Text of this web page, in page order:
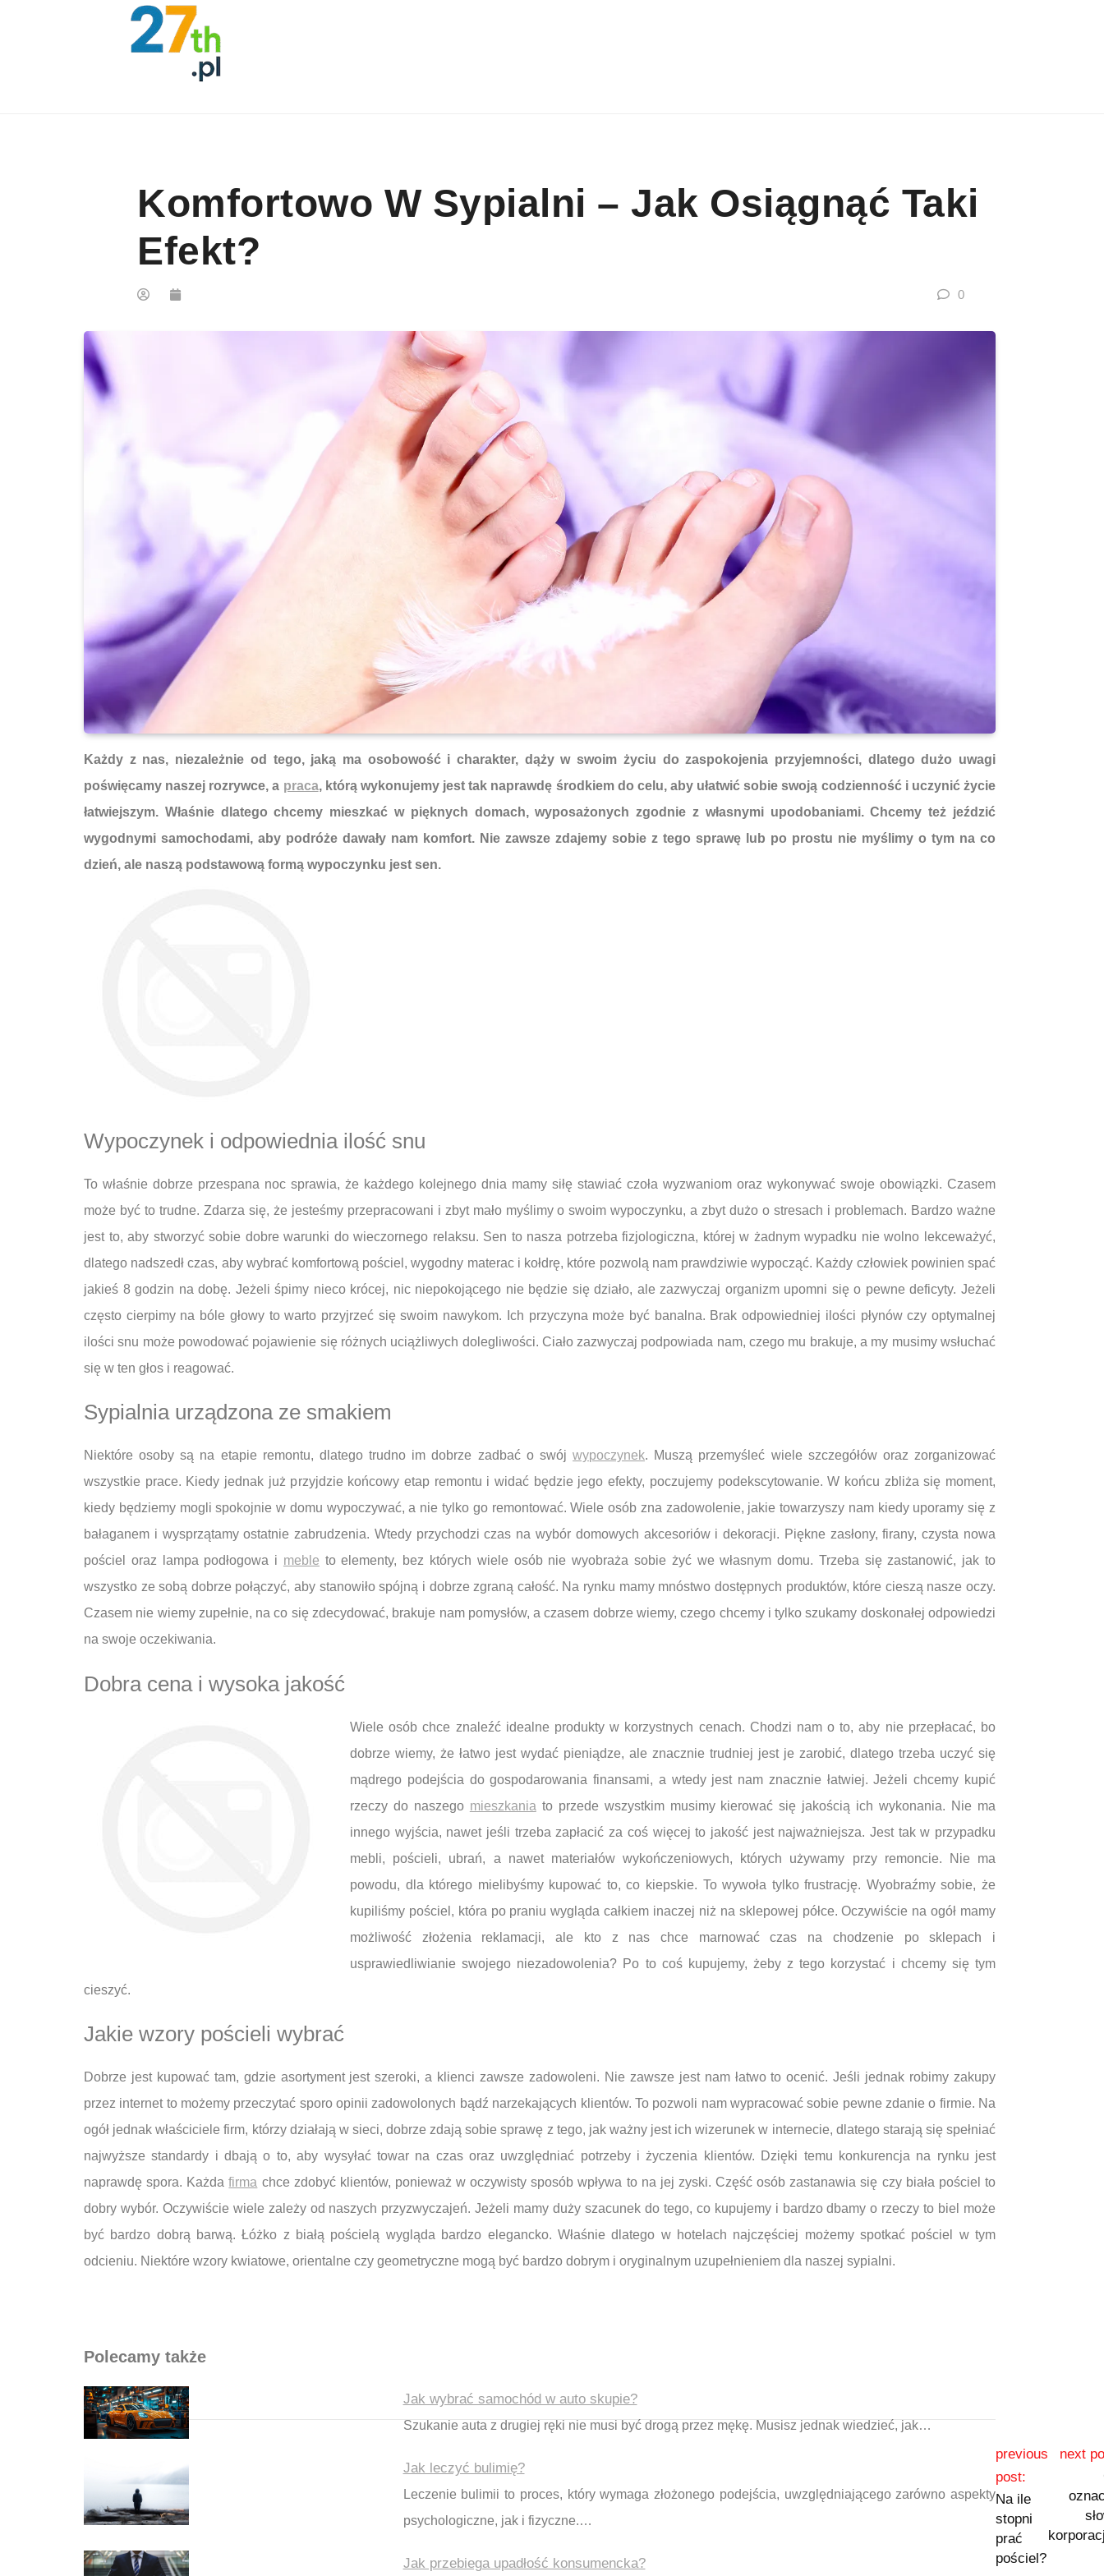
Komfortowo W Sypialni – Jak Osiągnąć Taki
Efekt?
0
Każdy z nas, niezależnie od tego, jaką ma osobowość i charakter, dąży w swoim życiu do zaspokojenia przyjemności, dlatego dużo uwagi
poświęcamy naszej rozrywce, a praca, którą wykonujemy jest tak naprawdę środkiem do celu, aby ułatwić sobie swoją codzienność i uczynić życie
łatwiejszym. Właśnie dlatego chcemy mieszkać w pięknych domach, wyposażonych zgodnie z własnymi upodobaniami. Chcemy też jeździć
wygodnymi samochodami, aby podróże dawały nam komfort. Nie zawsze zdajemy sobie z tego sprawę lub po prostu nie myślimy o tym na co
dzień, ale naszą podstawową formą wypoczynku jest sen.
Wypoczynek i odpowiednia ilość snu
To właśnie dobrze przespana noc sprawia, że każdego kolejnego dnia mamy siłę stawiać czoła wyzwaniom oraz wykonywać swoje obowiązki. Czasem
może być to trudne. Zdarza się, że jesteśmy przepracowani i zbyt mało myślimy o swoim wypoczynku, a zbyt dużo o stresach i problemach. Bardzo ważne
jest to, aby stworzyć sobie dobre warunki do wieczornego relaksu. Sen to nasza potrzeba fizjologiczna, której w żadnym wypadku nie wolno lekceważyć,
dlatego nadszedł czas, aby wybrać komfortową pościel, wygodny materac i kołdrę, które pozwolą nam prawdziwie wypocząć. Każdy człowiek powinien spać
jakieś 8 godzin na dobę. Jeżeli śpimy nieco krócej, nic niepokojącego nie będzie się działo, ale zazwyczaj organizm upomni się o pewne deficyty. Jeżeli
często cierpimy na bóle głowy to warto przyjrzeć się swoim nawykom. Ich przyczyna może być banalna. Brak odpowiedniej ilości płynów czy optymalnej
ilości snu może powodować pojawienie się różnych uciążliwych dolegliwości. Ciało zazwyczaj podpowiada nam, czego mu brakuje, a my musimy wsłuchać
się w ten głos i reagować.
Sypialnia urządzona ze smakiem
Niektóre osoby są na etapie remontu, dlatego trudno im dobrze zadbać o swójwypoczynek. Muszą przemyśleć wiele szczegółów oraz zorganizować
wszystkie prace. Kiedy jednak już przyjdzie końcowy etap remontu i widać będzie jego efekty, poczujemy podekscytowanie. W końcu zbliża się moment,
kiedy będziemy mogli spokojnie w domu wypoczywać, a nie tylko go remontować. Wiele osób zna zadowolenie, jakie towarzyszy nam kiedy uporamy się z
bałaganem i wysprzątamy ostatnie zabrudzenia. Wtedy przychodzi czas na wybór domowych akcesoriów i dekoracji. Piękne zasłony, firany, czysta nowa
pościel oraz lampa podłogowa i meble to elementy, bez których wiele osób nie wyobraża sobie żyć we własnym domu. Trzeba się zastanowić, jak to
wszystko ze sobą dobrze połączyć, aby stanowiło spójną i dobrze zgraną całość. Na rynku mamy mnóstwo dostępnych produktów, które cieszą nasze oczy.
Czasem nie wiemy zupełnie, na co się zdecydować, brakuje nam pomysłów, a czasem dobrze wiemy, czego chcemy i tylko szukamy doskonałej odpowiedzi
na swoje oczekiwania.
Dobra cena i wysoka jakość
Wiele osób chce znaleźć idealne produkty w korzystnych cenach. Chodzi nam o to, aby nie przepłacać, bo
dobrze wiemy, że łatwo jest wydać pieniądze, ale znacznie trudniej jest je zarobić, dlatego trzeba uczyć się
mądrego podejścia do gospodarowania finansami, a wtedy jest nam znacznie łatwiej. Jeżeli chcemy kupić
rzeczy do naszego mieszkania to przede wszystkim musimy kierować się jakością ich wykonania. Nie ma
innego wyjścia, nawet jeśli trzeba zapłacić za coś więcej to jakość jest najważniejsza. Jest tak w przypadku
mebli, pościeli, ubrań, a nawet materiałów wykończeniowych, których używamy przy remoncie. Nie ma
powodu, dla którego mielibyśmy kupować to, co kiepskie. To wywoła tylko frustrację. Wyobraźmy sobie, że
kupiliśmy pościel, która po praniu wygląda całkiem inaczej niż na sklepowej półce. Oczywiście na ogół mamy
możliwość złożenia reklamacji, ale kto z nas chce marnować czas na chodzenie po sklepach i
usprawiedliwianie swojego niezadowolenia? Po to coś kupujemy, żeby z tego korzystać i chcemy się tym
cieszyć.
Jakie wzory pościeli wybrać
Dobrze jest kupować tam, gdzie asortyment jest szeroki, a klienci zawsze zadowoleni. Nie zawsze jest nam łatwo to ocenić. Jeśli jednak robimy zakupy
przez internet to możemy przeczytać sporo opinii zadowolonych bądź narzekających klientów. To pozwoli nam wypracować sobie pewne zdanie o firmie. Na
ogół jednak właściciele firm, którzy działają w sieci, dobrze zdają sobie sprawę z tego, jak ważny jest ich wizerunek w internecie, dlatego starają się spełniać
najwyższe standardy i dbają o to, aby wysyłać towar na czas oraz uwzględniać potrzeby i życzenia klientów. Dzięki temu konkurencja na rynku jest
naprawdę spora. Każdafirma chce zdobyć klientów, ponieważ w oczywisty sposób wpływa to na jej zyski. Część osób zastanawia się czy biała pościel to
dobry wybór. Oczywiście wiele zależy od naszych przyzwyczajeń. Jeżeli mamy duży szacunek do tego, co kupujemy i bardzo dbamy o rzeczy to biel może
być bardzo dobrą barwą. Łóżko z białą pościelą wygląda bardzo elegancko. Właśnie dlatego w hotelach najczęściej możemy spotkać pościel w tym
odcieniu. Niektóre wzory kwiatowe, orientalne czy geometryczne mogą być bardzo dobrym i oryginalnym uzupełnieniem dla naszej sypialni.
Polecamy także
Jak wybrać samochód w auto skupie?
Szukanie auta z drugiej ręki nie musi być drogą przez mękę. Musisz jednak wiedzieć, jak…
Jak leczyć bulimię?
Leczenie bulimii to proces, który wymaga złożonego podejścia, uwzględniającego zarówno aspekty
psychologiczne, jak i fizyczne.…
Jak przebiega upadłość konsumencka?
previous
post:
Na ile
stopni
prać
pościel?
next